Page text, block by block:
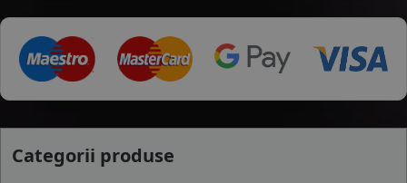
Categorii produse